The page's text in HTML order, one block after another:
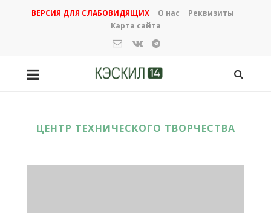
ВЕРСИЯ ДЛЯ СЛАБОВИДЯЩИХ О нас
Реквизиты
Карта сайта
ЦЕНТР ТЕХНИЧЕСКОГО ТВОРЧЕСТВА